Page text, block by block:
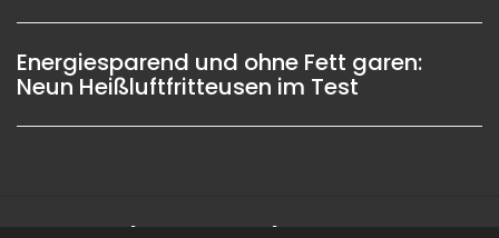
Energiesparend und ohne Fett garen:
Neun Heißluftfritteusen im Test